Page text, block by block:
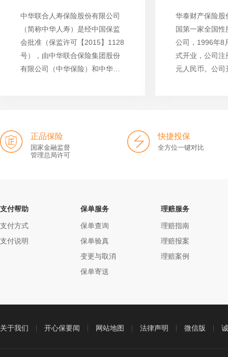
中华联合人寿保险股份有限公司
（简称中华人寿）是经中国保监
会批准（保监许可【2015】1128
号），由中华联合保险集团股份
有限公司（中华保险）和中华联
民币15亿元。
华泰财产保险股
国第一家全国
公司，1996年8
式开业，公司
元人民币。公
正品保险
国家金融监督
管理总局许可
快捷投保
全方位一键对比
支付帮助
支付方式
支付说明
保单服务
保单查询
保单验真
变更与取消
保单寄送
理赔服务
理赔指南
理赔报案
理赔案例
关于我们 开心保要闻 网站地图 法律声明 微信版